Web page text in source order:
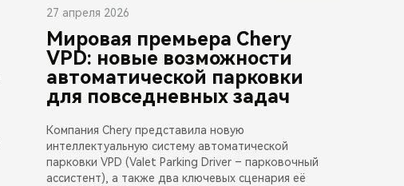
27 апреля 2026
Мировая премьера Chery
VPD: новые возможности
автоматической парковки
для повседневных задач
Компания Chery представила новую
интеллектуальную систему автоматической
парковки VPD (Valet Parking Driver – парковочный
ассистент), а также два ключевых сценария её